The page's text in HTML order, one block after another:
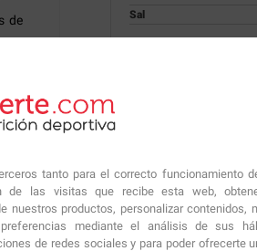
tanto para el correcto funcionamiento
de las visitas que recibe esta web,
nuestros productos, personalizar contenidos,
mediante el análisis de sus
de redes sociales y para poder ofrecerte
de
Sal
Ingredientes:Agua,
xantana), reguladores
natural, conservantes
(sucralosa), cloruro de